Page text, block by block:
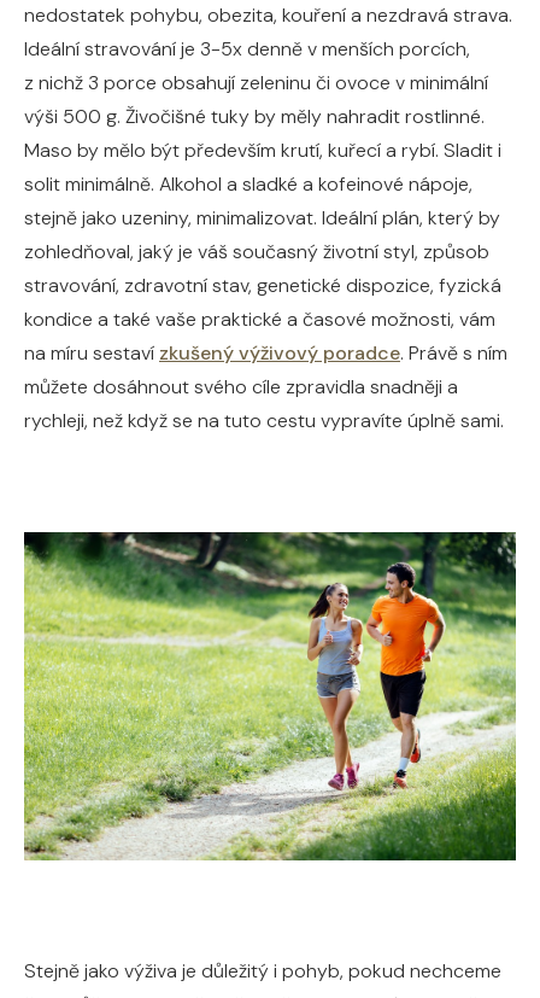
nedostatek pohybu, obezita, kouření a nezdravá strava.
Ideální stravování je 3-5x denně v menších porcích,
z nichž 3 porce obsahují zeleninu či ovoce v minimální
výši 500 g. Živočišné tuky by měly nahradit rostlinné.
Maso by mělo být především krutí, kuřecí a rybí. Sladit i
solit minimálně. Alkohol a sladké a kofeinové nápoje,
stejně jako uzeniny, minimalizovat. Ideální plán, který by
zohledňoval, jaký je váš současný životní styl, způsob
stravování, zdravotní stav, genetické dispozice, fyzická
kondice a také vaše praktické a časové možnosti, vám
na míru sestaví zkušený výživový poradce. Právě s ním
můžete dosáhnout svého cíle zpravidla snadněji a
rychleji, než když se na tuto cestu vypravíte úplně sami.
Stejně jako výživa je důležitý i pohyb, pokud nechceme